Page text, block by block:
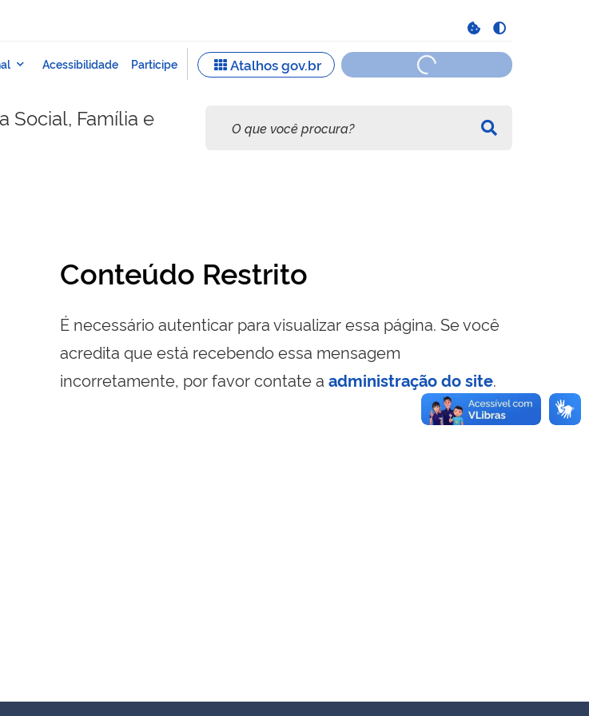
Social, Família e
Conteúdo Restrito
É necessário autenticar para visualizar essa página. Se você
acredita que está recebendo essa mensagem
incorretamente, por favor contate a administração do site.